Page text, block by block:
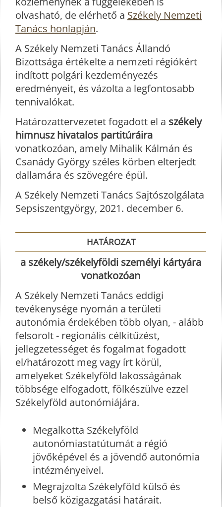
olvasható, de elérhető a Székely Nemzeti
Tanács honlapján.
A Székely Nemzeti Tanács Állandó
Bizottsága értékelte a nemzeti régiókért
indított polgári kezdeményezés
eredményeit, és vázolta a legfontosabb
tennivalókat.
Határozattervezetet fogadott el a székely
himnusz hivatalos partitúráira
vonatkozóan, amely Mihalik Kálmán és
Csanády György széles körben elterjedt
dallamára és szövegére épül.
A Székely Nemzeti Tanács Sajtószolgálata
Sepsiszentgyörgy, 2021. december 6.
HATÁROZAT
a székely/székelyföldi személyi kártyára
vonatkozóan
A Székely Nemzeti Tanács eddigi
tevékenysége nyomán a területi
autonómia érdekében több olyan, - alább
felsorolt - regionális célkitűzést,
jellegzetességet és fogalmat fogadott
el/határozott meg vagy írt körül,
amelyeket Székelyföld lakosságának
többsége elfogadott, fölkészülve ezzel
Székelyföld autonómiájára.
Megalkotta Székelyföld
autonómiastatútumát a régió
jövőképével és a jövendő autonómia
intézményeivel.
Megrajzolta Székelyföld külső és
belső közigazgatási határait.